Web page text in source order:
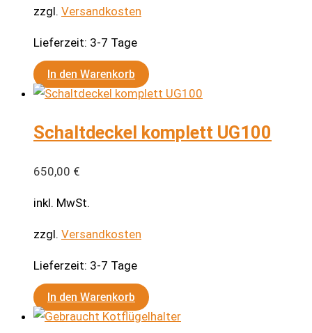
zzgl. Versandkosten
Lieferzeit: 3-7 Tage
In den Warenkorb
Schaltdeckel komplett UG100
650,00 €
inkl. MwSt.
zzgl. Versandkosten
Lieferzeit: 3-7 Tage
In den Warenkorb